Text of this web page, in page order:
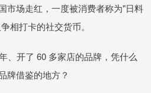
市场走红，一度被消费者称为"日料
相打卡的社交货币。
、开了 60 多家店的品牌，凭什么
牌借鉴的地方？